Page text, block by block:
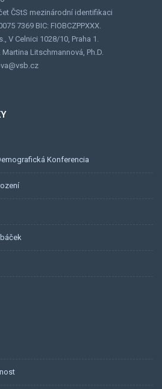
ČStS mezinárodní identifikaci
7369 BIC: FIOBCZPPXXX.
V Celnici 1028/10, Praha 1.
Martina Litschmannová, Ph.D.
Konferencia